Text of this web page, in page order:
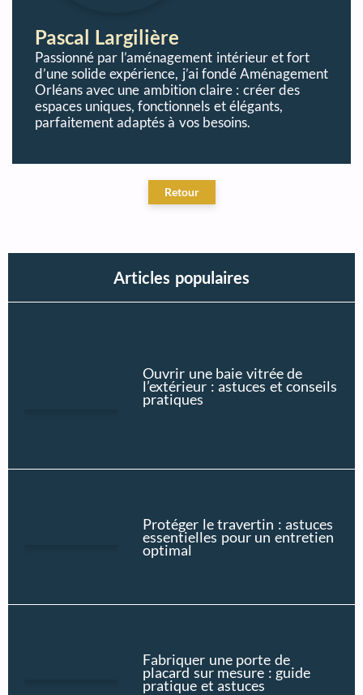
Pascal Largilière
Passionné par l’aménagement intérieur et fort
d’une solide expérience, j’ai fondé Aménagement
Orléans avec une ambition claire : créer des
espaces uniques, fonctionnels et élégants,
parfaitement adaptés à vos besoins.
Articles populaires
Ouvrir une baie vitrée de
l’extérieur : astuces et conseils
pratiques
Protéger le travertin : astuces
essentielles pour un entretien
optimal
Fabriquer une porte de
placard sur mesure : guide
pratique et astuces